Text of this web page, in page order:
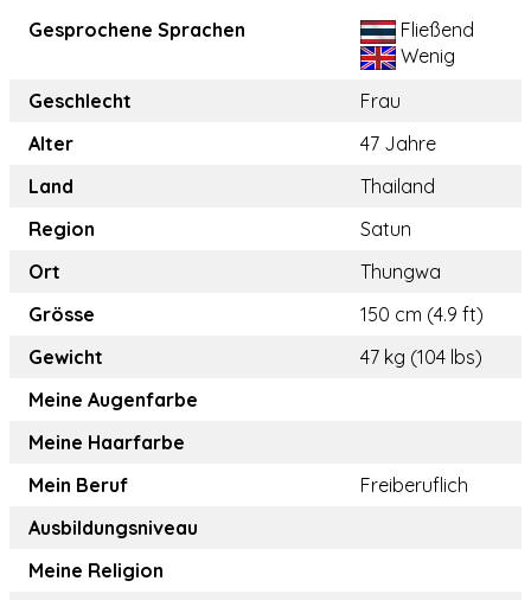
Gesprochene Sprachen
Fließend
Wenig
Geschlecht
Frau
Alter
47 Jahre
Land
Thailand
Region
Satun
Ort
Thungwa
Grösse
150 cm (4.9 ft)
Gewicht
47 kg (104 lbs)
Meine Augenfarbe
Meine Haarfarbe
Mein Beruf
Freiberuflich
Ausbildungsniveau
Meine Religion